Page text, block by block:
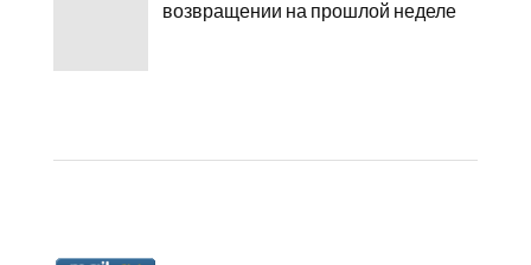
возвращении на прошлой неделе